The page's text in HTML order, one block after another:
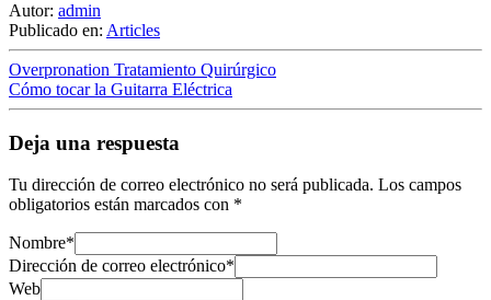
Autor: admin
Publicado en: Articles
Overpronation Tratamiento Quirúrgico
Cómo tocar la Guitarra Eléctrica
Deja una respuesta
Tu dirección de correo electrónico no será publicada. Los campos
obligatorios están marcados con *
Nombre*
Dirección de correo electrónico*
Web